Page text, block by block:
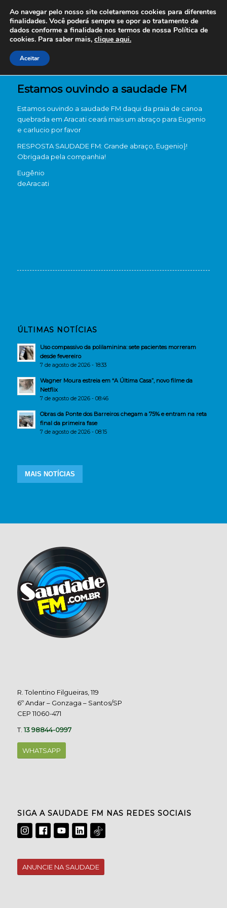
Estamos ouvindo a saudade FM
Estamos ouvindo a saudade FM daqui da praia de canoa
quebrada em Aracati ceará mais um abraço para Eugenio
e carlucio por favor
RESPOSTA SAUDADE FM: Grande abraço, Eugenio}!
Obrigada pela companhia!
Eugênio
deAracati
ÚLTIMAS NOTÍCIAS
Uso compassivo da polilaminina: sete pacientes morreram
desde fevereiro
7 de agosto de 2026 - 18:33
Wagner Moura estreia em “A Última Casa”, novo filme da
Netflix
7 de agosto de 2026 - 08:46
Obras da Ponte dos Barreiros chegam a 75% e entram na reta
final da primeira fase
7 de agosto de 2026 - 08:15
MAIS NOTÍCIAS
R. Tolentino Filgueiras, 119
6º Andar – Gonzaga – Santos/SP
CEP 11060-471
T.13 98844-0997
WHATSAPP
SIGA A SAUDADE FM NAS REDES SOCIAIS
ANUNCIE NA SAUDADE
Ao navegar pelo nosso site coletaremos cookies para diferentes
finalidades. Você poderá sempre se opor ao tratamento de
dados conforme a finalidade nos termos de nossa Política de
cookies. Para saber mais, clique aqui.
Aceitar